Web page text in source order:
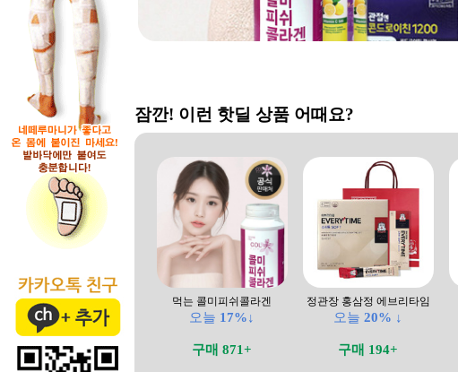
잠깐! 이런 핫딜 상품 어때요?
먹는 콜미피쉬콜라겐
오늘 17%↓
구매 871+
정관장 홍삼정 에브리타임
오늘 20% ↓
구매 194+